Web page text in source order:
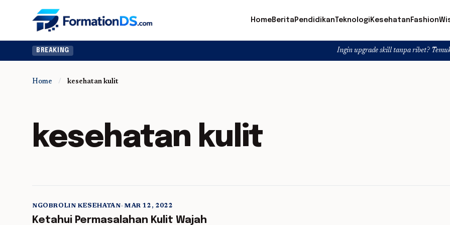
HomeBerita PendidikanTeknologi Kesehatan Fashion
BREAKING Ingin upgrade skill tanpa ribet? Temukan
Home / kesehatan kulit
kesehatan kulit
5 min read
NGOBROLIN KESEHATAN•MAR 12, 2022
Ketahui Permasalahan Kulit Wajah